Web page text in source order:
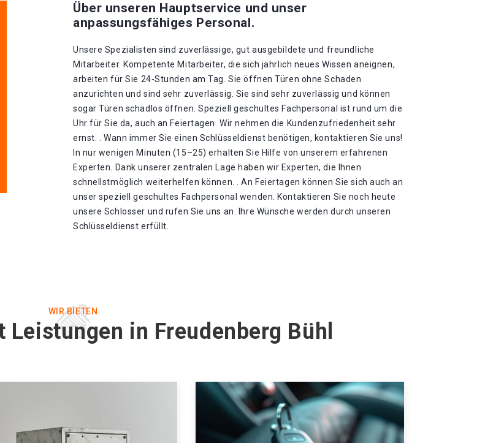
Über unseren Hauptservice und unser
anpassungsfähiges Personal.
Unsere Spezialisten sind zuverlässige, gut ausgebildete und freundliche
Mitarbeiter. Kompetente Mitarbeiter, die sich jährlich neues Wissen aneignen,
arbeiten für Sie 24-Stunden am Tag. Sie öffnen Türen ohne Schaden
anzurichten und sind sehr zuverlässig. Sie sind sehr zuverlässig und können
sogar Türen schadlos öffnen. Speziell geschultes Fachpersonal ist rund um die
Uhr für Sie da, auch an Feiertagen. Wir nehmen die Kundenzufriedenheit sehr
ernst. . Wann immer Sie einen Schlüsseldienst benötigen, kontaktieren Sie uns!
In nur wenigen Minuten (15–25) erhalten Sie Hilfe von unserem erfahrenen
Experten. Dank unserer zentralen Lage haben wir Experten, die Ihnen
schnellstmöglich weiterhelfen können. . An Feiertagen können Sie sich auch an
unser speziell geschultes Fachpersonal wenden. Kontaktieren Sie noch heute
unsere Schlosser und rufen Sie uns an. Ihre Wünsche werden durch unseren
Schlüsseldienst erfüllt.
WIR BIETEN
in Freudenberg Bühl